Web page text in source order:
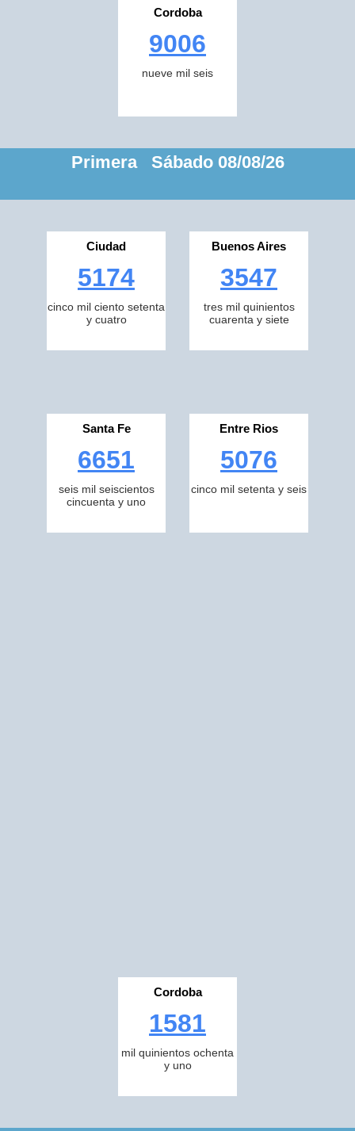
Cordoba
9006
nueve mil seis
Primera Sábado 08/08/26
Ciudad
5174
cinco mil ciento setenta
y cuatro
Buenos Aires
3547
tres mil quinientos
cuarenta y siete
Santa Fe
6651
seis mil seiscientos
cincuenta y uno
Entre Rios
5076
cinco mil setenta y seis
Cordoba
1581
mil quinientos ochenta
y uno